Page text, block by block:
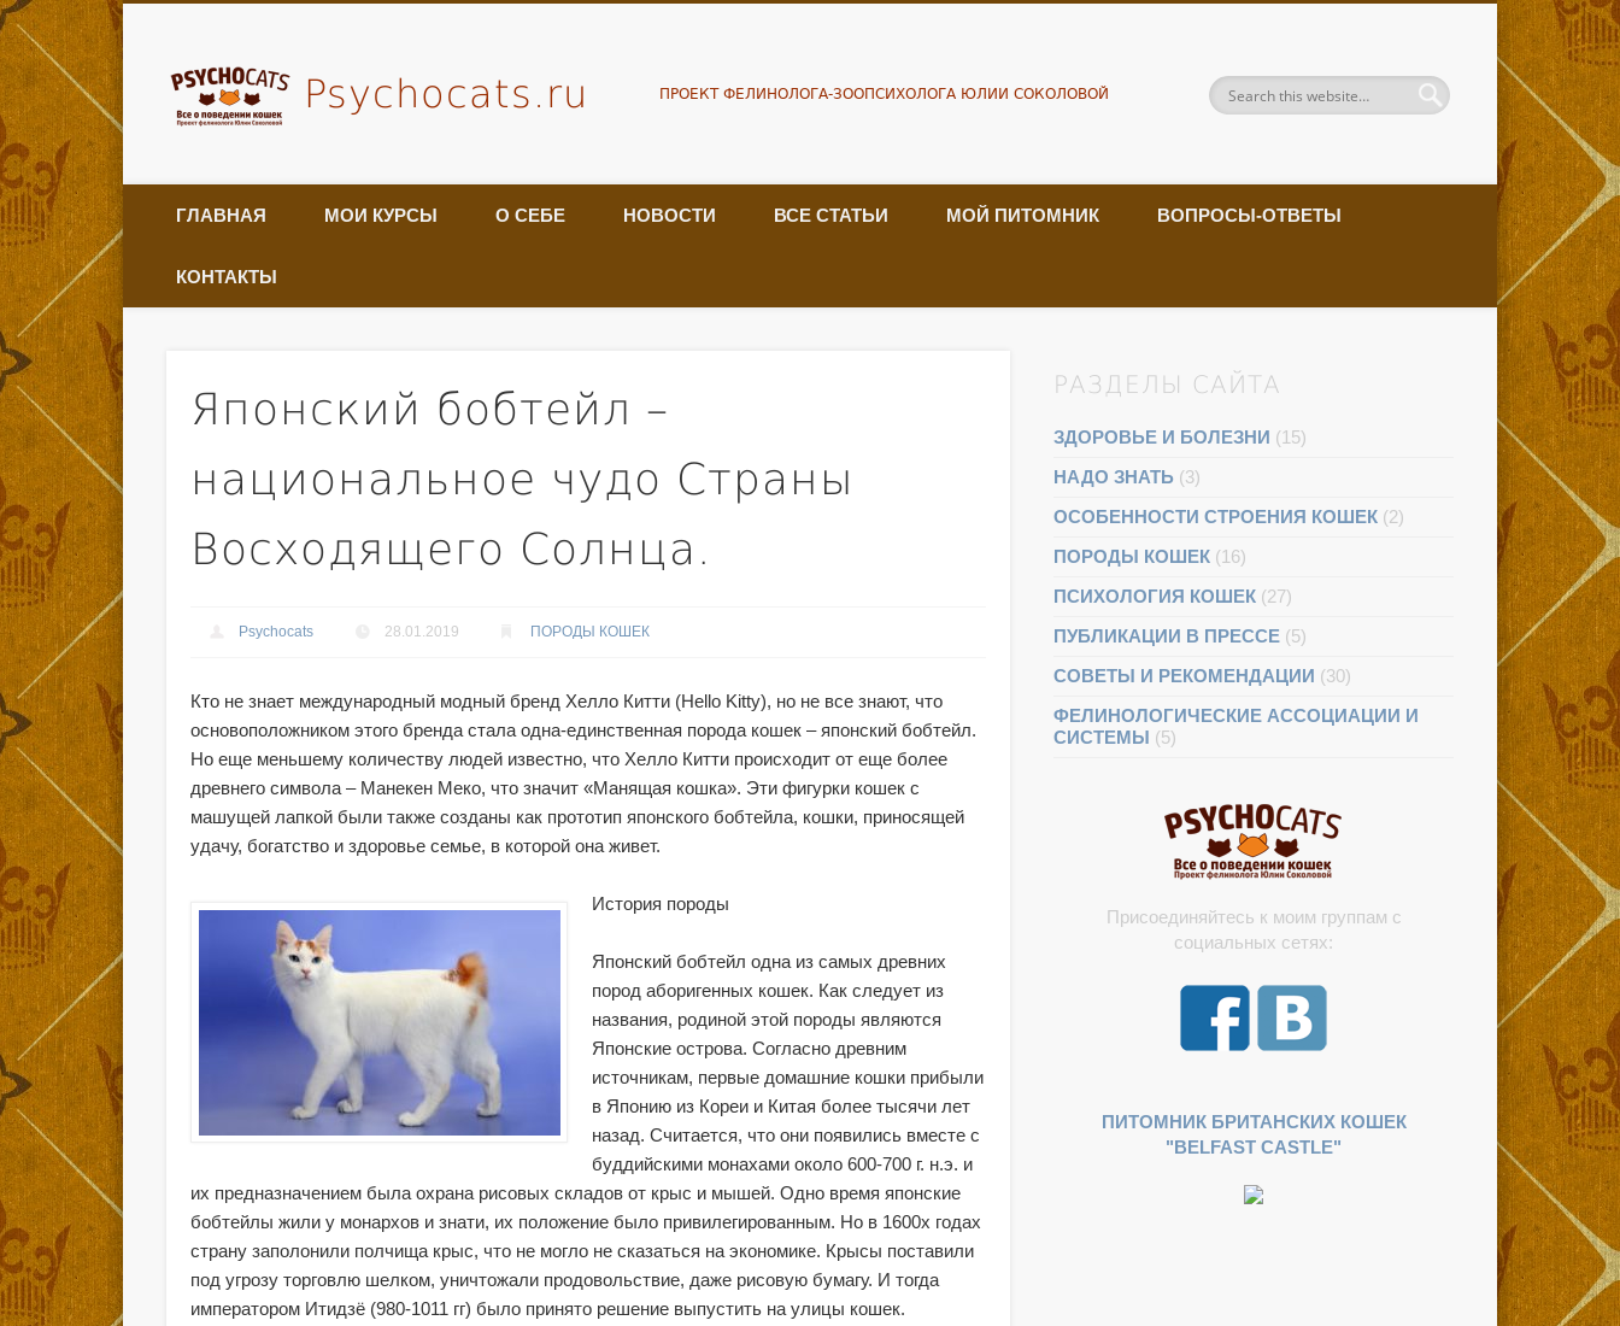
Psychocats.ru ПРОЕКТ ФЕЛИНОЛОГА-ЗООПСИХОЛОГА ЮЛИИ СОКОЛОВОЙ
ГЛАВНАЯ МОИ КУРСЫ О СЕБЕ НОВОСТИ ВСЕ СТАТЬИ МОЙ ПИТОМНИК ВОПРОСЫ-ОТВЕТЫ
КОНТАКТЫ
Японский бобтейл –
национальное чудо Страны
Восходящего Солнца.
Psychocats 28.01.2019 ПОРОДЫ КОШЕК
Кто не знает международный модный бренд Хелло Китти (Hello Kitty), но не все знают, что
основоположником этого бренда стала одна-единственная порода кошек – японский бобтейл.
Но еще меньшему количеству людей известно, что Хелло Китти происходит от еще более
древнего символа – Манекен Меко, что значит «Манящая кошка». Эти фигурки кошек с
машущей лапкой были также созданы как прототип японского бобтейла, кошки, приносящей
удачу, богатство и здоровье семье, в которой она живет.
История породы
Японский бобтейл одна из самых древних
пород аборигенных кошек. Как следует из
названия, родиной этой породы являются
Японские острова. Согласно древним
источникам, первые домашние кошки прибыли
в Японию из Кореи и Китая более тысячи лет
назад. Считается, что они появились вместе с
буддийскими монахами около 600-700 г. н.э. и
их предназначением была охрана рисовых складов от крыс и мышей. Одно время японские
бобтейлы жили у монархов и знати, их положение было привилегированным. Но в 1600х годах
страну заполонили полчища крыс, что не могло не сказаться на экономике. Крысы поставили
под угрозу торговлю шелком, уничтожали продовольствие, даже рисовую бумагу. И тогда
императором Итидзё (980-1011 гг) было принято решение выпустить на улицы кошек.
РАЗДЕЛЫ САЙТА
ЗДОРОВЬЕ И БОЛЕЗНИ (15)
НАДО ЗНАТЬ (3)
ОСОБЕННОСТИ СТРОЕНИЯ КОШЕК (2)
ПОРОДЫ КОШЕК (16)
ПСИХОЛОГИЯ КОШЕК (27)
ПУБЛИКАЦИИ В ПРЕССЕ (5)
СОВЕТЫ И РЕКОМЕНДАЦИИ (30)
ФЕЛИНОЛОГИЧЕСКИЕ АССОЦИАЦИИ И
СИСТЕМЫ (5)
Присоединяйтесь к моим группам с
социальных сетях:
ПИТОМНИК БРИТАНСКИХ КОШЕК
"BELFAST CASTLE"